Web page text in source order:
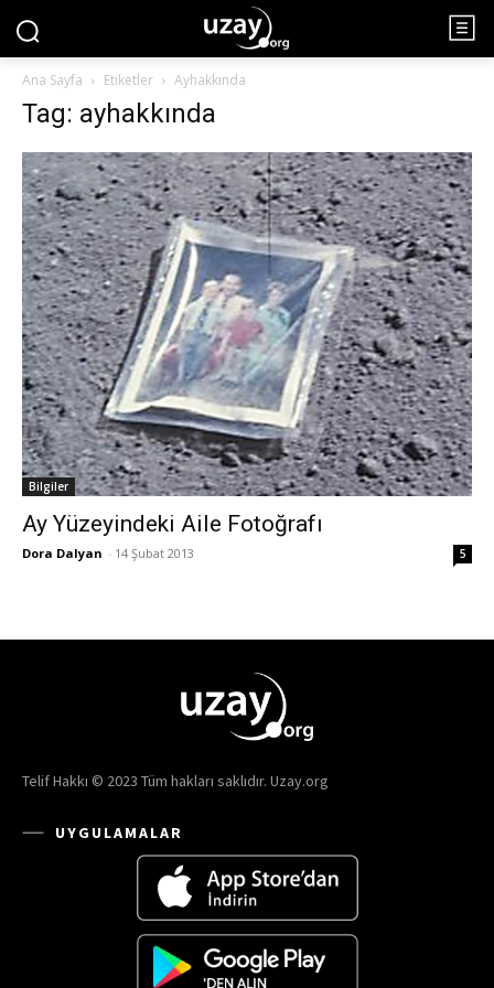
Ana Sayfa Etiketler Ayhakkında
Tag: ayhakkında
Bilgiler
Ay Yüzeyindeki Aile Fotoğrafı
Dora Dalyan - 14 Şubat 2013 5
Telif Hakkı © 2023 Tüm hakları saklıdır. Uzay.org
UYGULAMALAR